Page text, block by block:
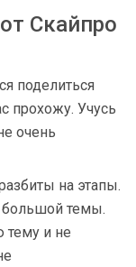
Скайпро
поделиться
прохожу. Учусь
очень
на этапы.
большой темы.
тему и не